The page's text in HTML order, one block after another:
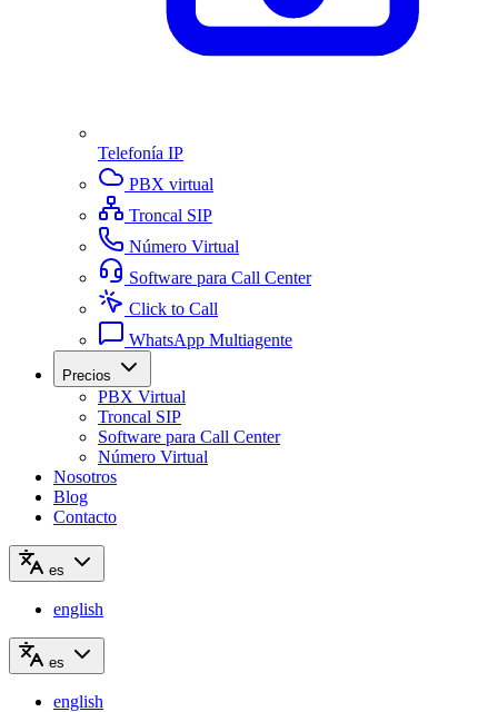
Telefonía IP
PBX virtual
Troncal SIP
Número Virtual
Software para Call Center
Click to Call
WhatsApp Multiagente
Precios
PBX Virtual
Troncal SIP
Software para Call Center
Número Virtual
Nosotros
Blog
Contacto
es
english
es
english